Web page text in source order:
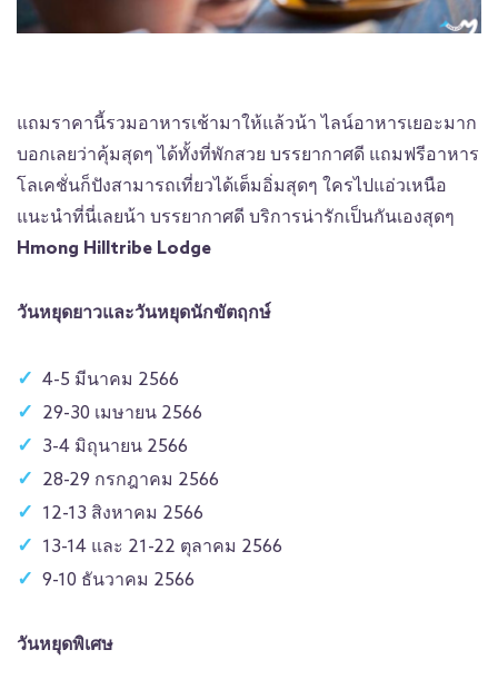
แถมราคานี้รวมอาหารเช้ามาให้แล้วน้า ไลน์อาหารเยอะมาก
บอกเลยว่าคุ้มสุดๆ ได้ทั้งที่พักสวย บรรยากาศดี แถมฟรีอาหาร
โลเคชั่นก็ปังสามารถเที่ยวได้เต็มอิ่มสุดๆ ใครไปแอ่วเหนือ
แนะนำที่นี่เลยน้า บรรยากาศดี บริการน่ารักเป็นกันเองสุดๆ
Hmong Hilltribe Lodge
วันหยุดยาวและวันหยุดนักขัตฤกษ์
4-5 มีนาคม 2566
29-30 เมษายน 2566
3-4 มิถุนายน 2566
28-29 กรกฎาคม 2566
12-13 สิงหาคม 2566
13-14 และ 21-22 ตุลาคม 2566
9-10 ธันวาคม 2566
วันหยุดพิเศษ